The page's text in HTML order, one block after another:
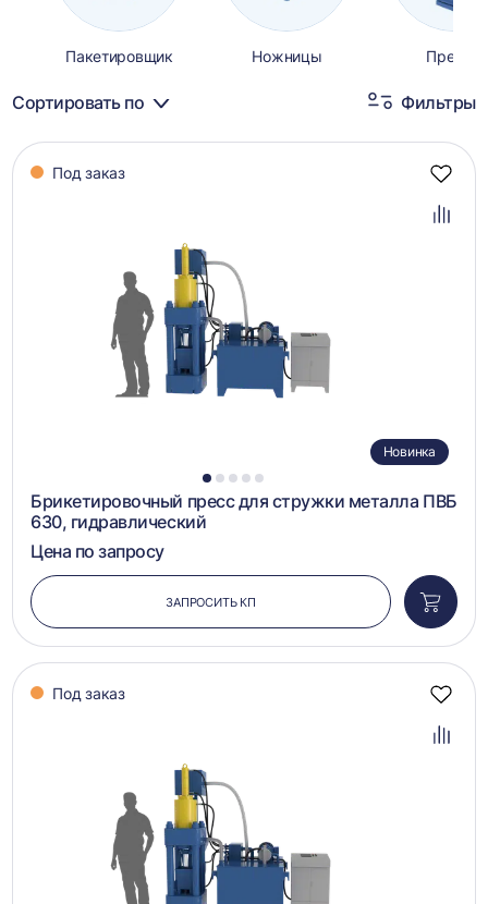
Пакетировщик Ножницы Прессы
Сортировать по Фильтры
Каталог
товаров
Под заказ
1 2 3 4 5
Новинка
Брикетировочный пресс для стружки металла ПВБ
630, гидравлический
Цена по запросу
ЗАПРОСИТЬ КП
в
Под заказ